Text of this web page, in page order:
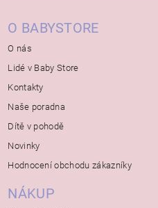
O BABYSTORE
O nás
Lidé v Baby Store
Kontakty
Naše poradna
Dítě v pohodě
Novinky
Hodnocení obchodu zákazníky
NÁKUP